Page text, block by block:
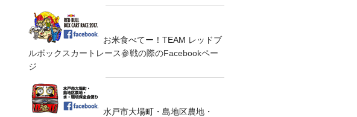
お米食べてー！TEAM レッドブ
ルボックスカートレース参戦の際のFacebookペー
ジ
水戸市大場町・島地区農地・